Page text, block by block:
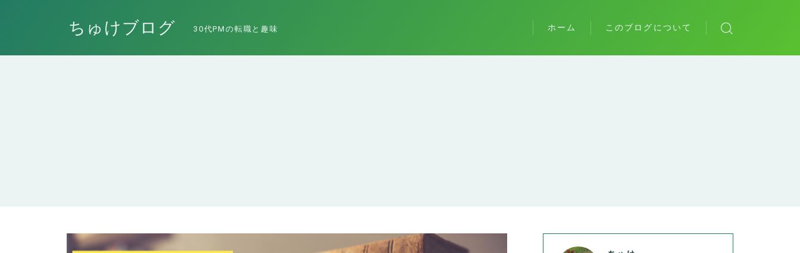
ちゅけブログ 30代PMの転職と趣味 ホーム このブログについて